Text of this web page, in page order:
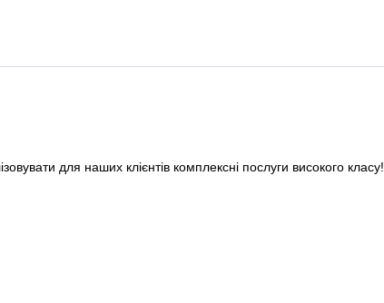
для наших клієнтів комплексні послуги високого класу!